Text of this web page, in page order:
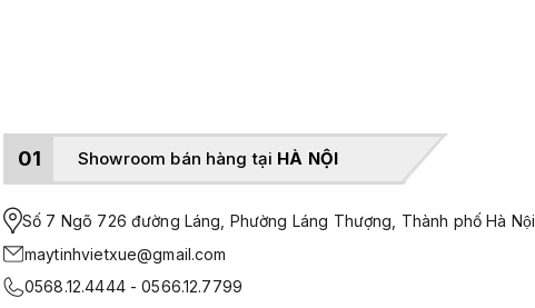
01 Showroom bán hàng tại HÀ NỘI
Số 7 Ngõ 726 đường Láng, Phường Láng Thượng, Thành phố Hà Nội
maytinhvietxue@gmail.com
0568.12.4444 - 0566.12.7799